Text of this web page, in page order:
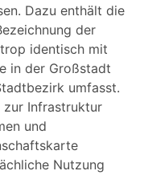
Dazu enthält die
der
identisch mit
in der Großstadt
umfasst.
zur Infrastruktur
und
Nutzung